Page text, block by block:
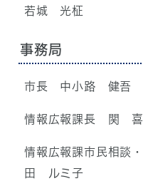
若城 光柾
事務局
市長 中小路 健吾
情報広報課長 関 喜
情報広報課市民相談
田 ルミ子